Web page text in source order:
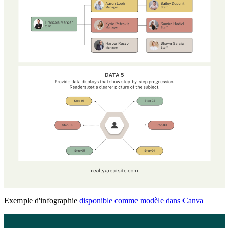
Exemple d'infographie disponible comme modèle dans Canva